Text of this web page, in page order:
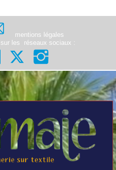
mentions légales
les
réseaux sociaux :